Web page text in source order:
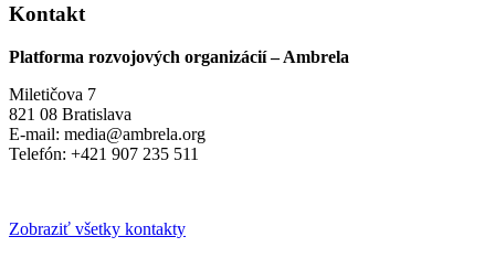
Kontakt
Platforma rozvojových organizácií – Ambrela
Miletičova 7
821 08 Bratislava
E-mail: media@ambrela.org
Telefón: +421 907 235 511
Zobraziť všetky kontakty